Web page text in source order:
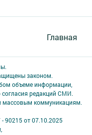
Главная
законом.
объеме информации,
редакций СМИ.
массовым коммуникациям.
90215 от 07.10.2025